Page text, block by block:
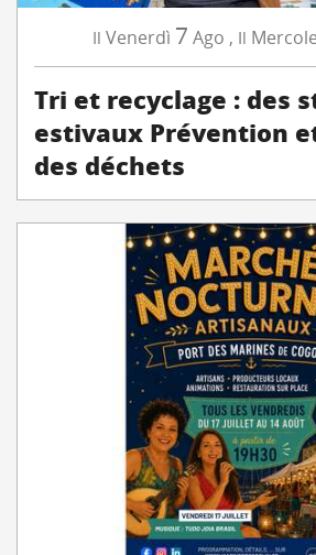
Il Venerdì 7 Ago , Il
Tri et recyclage : des
estivaux Prévention
des déchets